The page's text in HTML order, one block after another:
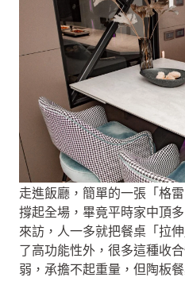
走進飯廳，簡單的一張「格
撐起全場，畢竟平時家中頂
來訪，人一多就把餐桌「拉
了高功能性外，很多這種收
弱，承擔不起重量，但陶板